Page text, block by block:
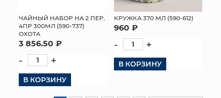
ЧАЙНЫЙ НАБОР НА 2 ПЕР.
4ПР 300МЛ (590-737)
ОХОТА
3 856.50 ₽
- +
В КОРЗИНУ
КРУЖКА 370 МЛ (590-612)
960 ₽
- +
В КОРЗИНУ